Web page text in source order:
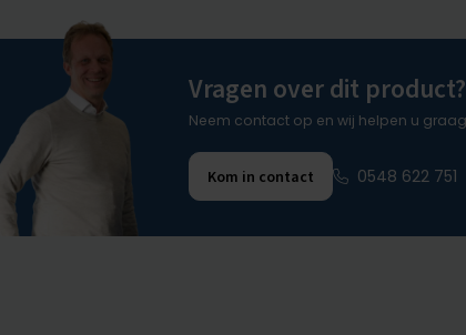
Vragen over dit product?
Neem contact op en wij helpen u
Kom in contact 0548 622 751